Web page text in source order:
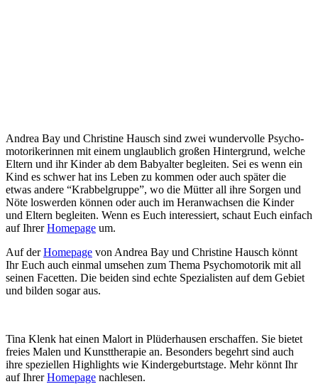
Andrea Bay und Chris­ti­ne Hausch sind zwei wun­der­vol­le Psy­cho­
mo­to­ri­ke­rin­nen mit einem unglaub­lich gro­ßen Hin­ter­grund, wel­che
Eltern und ihr Kin­der ab dem Baby­al­ter beglei­ten. Sei es wenn ein
Kind es schwer hat ins Leben zu kom­men oder auch spä­ter die
etwas ande­re “Krab­bel­grup­pe”, wo die Müt­ter all ihre Sor­gen und
Nöte los­wer­den kön­nen oder auch im Her­an­wach­sen die Kin­der
und Eltern beglei­ten. Wenn es Euch inter­es­siert, schaut Euch ein­fach
auf IhrerHome­page um.
Auf derHome­page von Andrea Bay und Chris­ti­ne Hausch könnt
Ihr Euch auch ein­mal umse­hen zum The­ma Psy­cho­mo­to­rik mit all
sei­nen Facet­ten. Die bei­den sind ech­te Spe­zia­lis­ten auf dem Gebiet
und bil­den sogar aus.
Tina Klenk hat einen Mal­ort in Plü­der­hau­sen erschaf­fen. Sie bie­tet
frei­es Malen und Kunst­the­ra­pie an. Beson­ders begehrt sind auch
ihre spe­zi­el­len High­lights wie Kin­der­ge­burts­ta­ge. Mehr könnt Ihr
auf IhrerHome­page nachlesen.